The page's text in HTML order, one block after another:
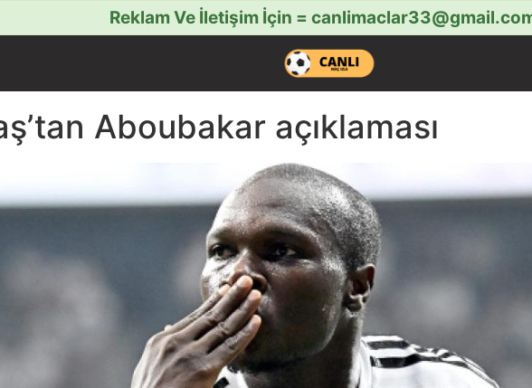
Reklam Ve İletişim İçin =
Aboubakar açıklaması